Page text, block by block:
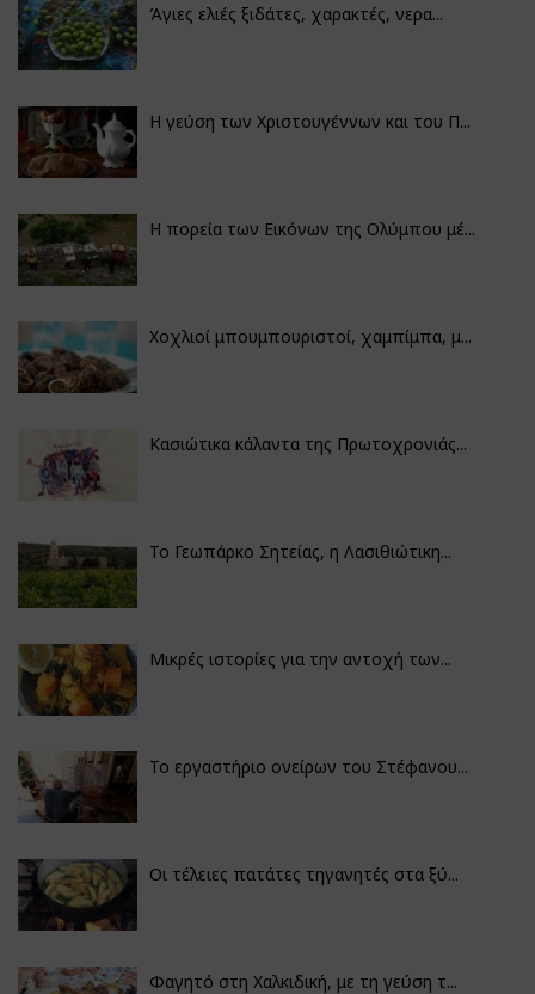
Άγιες ελιές ξιδάτες, χαρακτές, νερα...
Η γεύση των Χριστουγέννων και του Π...
Η πορεία των Εικόνων της Ολύμπου μέ...
Χοχλιοί μπουμπουριστοί, χαμπίμπα, μ...
Κασιώτικα κάλαντα της Πρωτοχρονιάς...
Το Γεωπάρκο Σητείας, η Λασιθιώτικη...
Μικρές ιστορίες για την αντοχή των...
Το εργαστήριο ονείρων του Στέφανου...
Οι τέλειες πατάτες τηγανητές στα ξύ...
Φαγητό στη Χαλκιδική, με τη γεύση τ...